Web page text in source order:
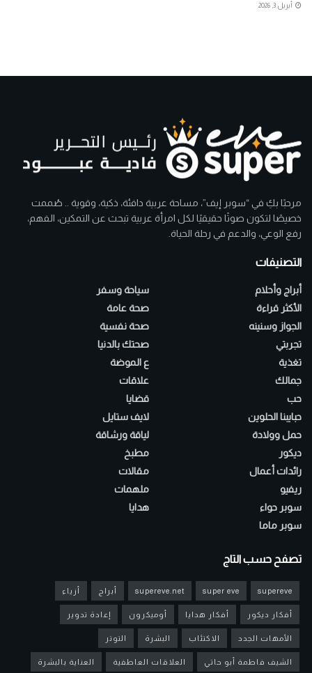
أبريل 3, 2026
مرحبًا بكِ في “سوبر إيف”، مساحة عربية دافئة، ذكية، وقوية .. صُممت
خصيصًا لتكون صوتًا حقيقيًا لكل امرأة عربية تبحث عن التمكين، الفهم،
رفع الوعي، والدعم في رحلة الحياة.
التصنيفات
أبراج وأحلام
الأكثر قراءة
الجواز وسنينه
تجربتي
تغذية
جمالك
حب
حبايبنا الحلوين
حمل وولادة
ديكور
رائدات أعمال
ريفيو
سوبر حواء
سوبر ماما
سياحة وسفر
صحة عامة
صحة نفسية
صحتك بالدنيا
ع الموضة
علاقات
قضايا
لايف ستايل
لياقة ورشاقة
مطبخ
مقالات
ملهمات
هدايا
تصفح حسب التاج
supereve
super eve
supereve.net أبراج أزياء
أفكار ديكور أفكار هدايا أوميكرون إعادة تدوير
الأمهات الجدد الاكتئاب البشرة التوتر
الشيف فاطمة أبو حاتي العلاقات العاطفية العناية بالبشرة